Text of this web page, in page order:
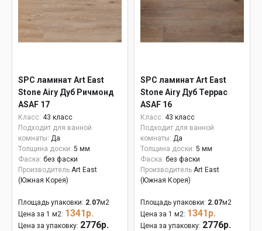
SPC ламинат Art East
Stone Airy Дуб Ричмонд
ASAF 17
Класс: 43 класс
Подходит для ванной
комнаты: Да
Толщина доски: 5 мм
Фаска: без фаски
Производитель Art East
(Южная Корея)
Площадь упаковки: 2.07м2
Цена за 1 м2: 1341р.
Цена за упаковку: 2776р.
SPC ламинат Art East
Stone Airy Дуб Террас
ASAF 16
Класс: 43 класс
Подходит для ванной
комнаты: Да
Толщина доски: 5 мм
Фаска: без фаски
Производитель Art East
(Южная Корея)
Площадь упаковки: 2.07м2
Цена за 1 м2: 1341р.
Цена за упаковку: 2776р.